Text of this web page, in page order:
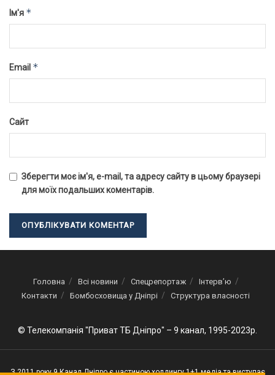
Ім'я *
Email *
Сайт
Зберегти моє ім'я, e-mail, та адресу сайту в цьому браузері
для моїх подальших коментарів.
Головна Всі новини Спецрепортаж
Інтерв’ю
Контакти
Бомбосховища у Дніпрі Структура власності
© Телекомпанія "Приват ТБ Дніпро" – 9 канал, 1995-2023р.
З 2011 року 9 Канал Дніпро є частиною холдингу 1+1 медіа та виступає